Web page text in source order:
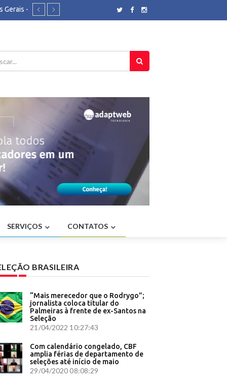
Gerais -
- Folha
será
TV a
- O
de
-
no
SERVIÇOS CONTATOS
BRASILEIRA
“Mais merecedor que o Rodrygo”;
jornalista coloca titular do
Palmeiras à frente de ex-Santos na
Seleção
21/04/2022 10:27:43
Com calendário congelado, CBF
amplia férias de departamento de
seleções até início de maio
29/04/2020 08:08:29